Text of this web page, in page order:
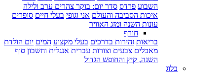
השבוע פרדס סדר יום: בוקר צהרים ערב ולילה
איכות הסביבה והעולם אני וגופי בעלי חיים סופרים
עונות השנה ומזג האוויר
חורף
בריאות זהירות בדרכים בעלי מקצוע המים יום הולדת
מאכלים צבעים וצורות עברית אנגלית וחשבון סוף
השנה, קיץ והחופש הגדול
בלוג